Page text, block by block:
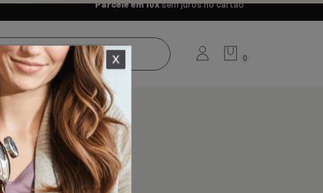
Parcele em 10xsem juros no cartão
0